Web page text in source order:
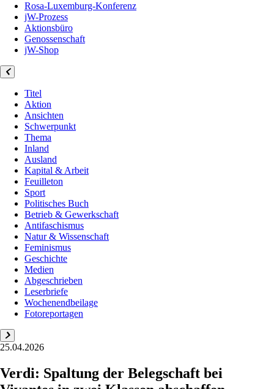
Rosa-Luxemburg-Konferenz
jW-Prozess
Aktionsbüro
Genossenschaft
jW-Shop
Titel
Aktion
Ansichten
Schwerpunkt
Thema
Inland
Ausland
Kapital & Arbeit
Feuilleton
Sport
Politisches Buch
Betrieb & Gewerkschaft
Antifaschismus
Natur & Wissenschaft
Feminismus
Geschichte
Medien
Abgeschrieben
Leserbriefe
Wochenendbeilage
Fotoreportagen
25.04.2026
Verdi: Spaltung der Belegschaft bei